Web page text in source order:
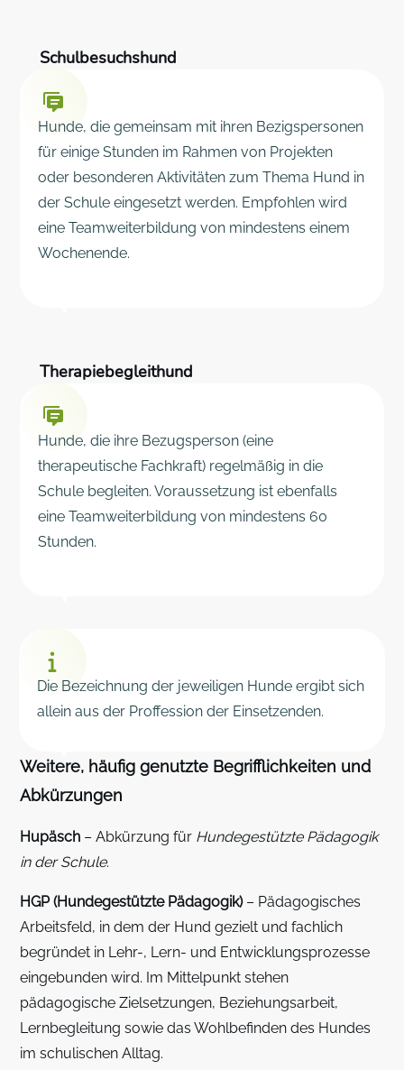
Schulbesuchshund
Hunde, die gemeinsam mit ihren Bezigspersonen
für einige Stunden im Rahmen von Projekten
oder besonderen Aktivitäten zum Thema Hund in
der Schule eingesetzt werden. Empfohlen wird
eine Teamweiterbildung von mindestens einem
Wochenende.
Therapiebegleithund
Hunde, die ihre Bezugsperson (eine
therapeutische Fachkraft) regelmäßig in die
Schule begleiten. Voraussetzung ist ebenfalls
eine Teamweiterbildung von mindestens 60
Stunden.
Die Bezeichnung der jeweiligen Hunde ergibt sich
allein aus der Proffession der Einsetzenden.
Weitere, häufig genutzte Begrifflichkeiten und
Abkürzungen
Hupäsch – Abkürzung für Hundegestützte Pädagogik
in der Schule.
HGP (Hundegestützte Pädagogik)– Pädagogisches
Arbeitsfeld, in dem der Hund gezielt und fachlich
begründet in Lehr-, Lern- und Entwicklungsprozesse
eingebunden wird. Im Mittelpunkt stehen
pädagogische Zielsetzungen, Beziehungsarbeit,
Lernbegleitung sowie das Wohlbefinden des Hundes
im schulischen Alltag.